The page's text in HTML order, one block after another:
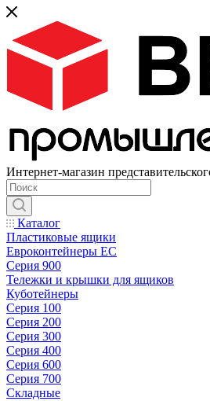
Интернет-магазин
Каталог
Пластиковые ящики
Евроконтейнеры ЕС
Серия 900
Тележки и крышки для ящиков
Куботейнеры
Серия 100
Серия 200
Серия 300
Серия 400
Серия 600
Серия 700
Складные